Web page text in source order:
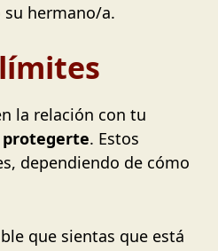
hermano/a.
la relación con tu
protegerte. Estos
dependiendo de cómo
que sientas que está